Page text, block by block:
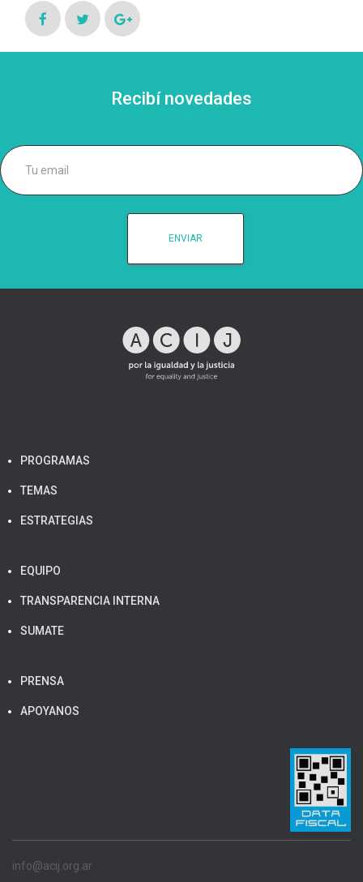
Recibí novedades
PROGRAMAS
TEMAS
ESTRATEGIAS
EQUIPO
TRANSPARENCIA INTERNA
SUMATE
PRENSA
APOYANOS
info@acij.org.ar